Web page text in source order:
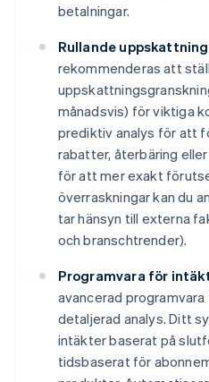
betalningar.
Rullande
rekommenderas att
månadsvis) för viktiga
prediktiv analys för att
rabatter, återbäring
för att mer exakt
överraskningar kan du
tar hänsyn till externa
och branschtrender).
Programvara för
avancerad
detaljerad analys. Ditt
intäkter baserat på
tidsbaserat för